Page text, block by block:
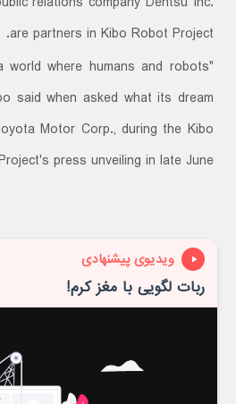
are partners in Kibo Robot Project.
where humans and robots
said when asked what its dream
Motor Corp., during the Kibo
press unveiling in late June.
ویدیوی پیشنهادی
ربات لگویی با مغز کرم!